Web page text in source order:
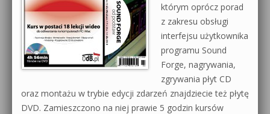
Wyszukiwanie
którym oprócz porad
z zakresu obsługi
interfejsu użytkownika
programu Sound
Forge, nagrywania,
zgrywania płyt CD
oraz montażu w trybie edycji zdarzeń znajdziecie też płytę
DVD. Zamieszczono na niej prawie 5 godzin kursów